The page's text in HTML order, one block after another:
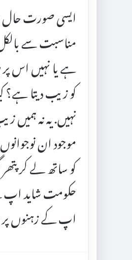
ایسی صورت حال
مناسبت سے
ہے یا نہیں اس پر
کو زیب دیتا ہے؟
نہیں. یہ نہ ہمیں
موجود ان
کو ساتھ لے کر
حکومت شاید اپ
اپ کے زہنوں پر